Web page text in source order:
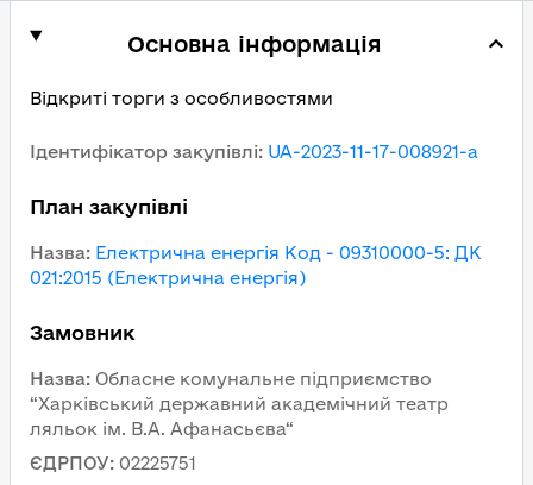
Основна інформація
Відкриті торги з особливостями
Ідентифікатор закупівлі: UA-2023-11-17-008921-a
План закупівлі
Назва: Електрична енергія Код - 09310000-5: ДК
021:2015 (Електрична енергія)
Замовник
Назва: Обласне комунальне підприємство
“Харківський державний академічний театр
ляльок ім. В.А. Афанасьєва“
ЄДРПОУ: 02225751